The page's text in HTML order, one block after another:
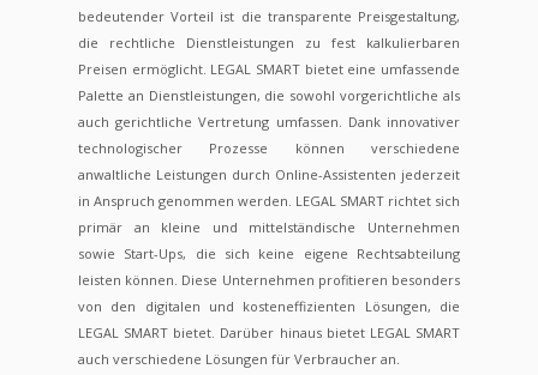
bedeutender Vorteil ist die transparente Preisgestaltung,
die rechtliche Dienstleistungen zu fest kalkulierbaren
Preisen ermöglicht. LEGAL SMART bietet eine umfassende
Palette an Dienstleistungen, die sowohl vorgerichtliche als
auch gerichtliche Vertretung umfassen. Dank innovativer
technologischer Prozesse können verschiedene
anwaltliche Leistungen durch Online-Assistenten jederzeit
in Anspruch genommen werden. LEGAL SMART richtet sich
primär an kleine und mittelständische Unternehmen
sowie Start-Ups, die sich keine eigene Rechtsabteilung
leisten können. Diese Unternehmen profitieren besonders
von den digitalen und kosteneffizienten Lösungen, die
LEGAL SMART bietet. Darüber hinaus bietet LEGAL SMART
auch verschiedene Lösungen für Verbraucher an.